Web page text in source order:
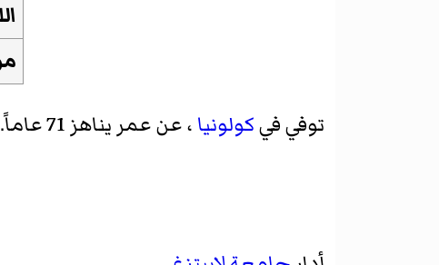
توفي فيكولونيا ، عن عمر يناهز 71 عاماً.